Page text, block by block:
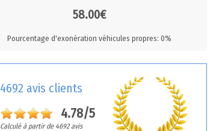
58.00€
Pourcentage d'exonération véhicules propres: 0%
4692 avis clients
4.78/5
Calculé à partir de 4692 avis